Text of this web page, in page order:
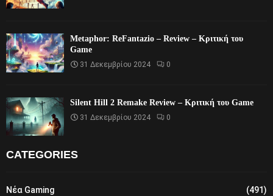
Metaphor: ReFantazio – Review – Κριτική του
Game
31 Δεκεμβρίου 2024 0
Silent Hill 2 Remake Review – Κριτική του Game
31 Δεκεμβρίου 2024 0
CATEGORIES
Νέα Gaming
(491)